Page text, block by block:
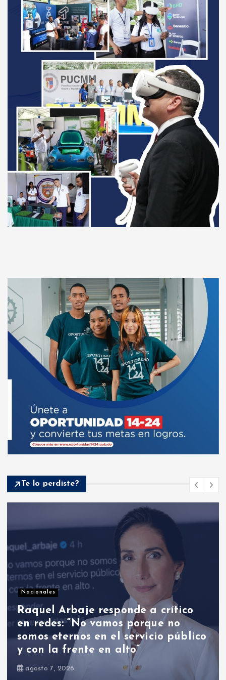
Te lo perdiste?
Nacionales
Abinader frente a nuevos rumores
de cambios: ¿habrá nombramientos
el 16 de agosto?
agosto 9, 2026